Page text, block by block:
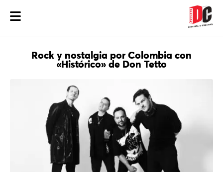
Rock y nostalgia por Colombia con
«Histórico» de Don Tetto